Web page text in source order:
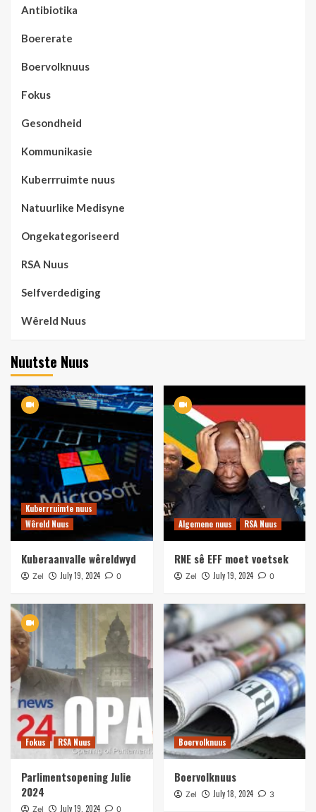
Antibiotika
Boererate
Boervolknuus
Fokus
Gesondheid
Kommunikasie
Kuberrruimte nuus
Natuurlike Medisyne
Ongekategoriseerd
RSA Nuus
Selfverdediging
Wêreld Nuus
Nuutste Nuus
Kuberrruimte nuus
Wêreld Nuus
Kuberaanvalle wêreldwyd
Zel July 19, 2024 0
Algemene nuus RSA Nuus
RNE sê EFF moet voetsek
Zel July 19, 2024 0
Fokus RSA Nuus
Parlimentsopening Julie
2024
Zel July 19, 2024 0
Boervolknuus
Boervolknuus
Zel July 18, 2024 3